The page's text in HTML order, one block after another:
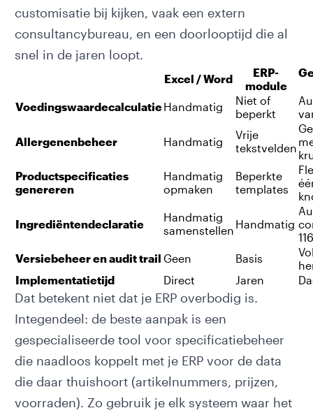
customisatie bij kijken, vaak een extern
consultancybureau, en een doorlooptijd die al
snel in de jaren loopt.
Excel / Word
ERP-
module
VoedingswaardecalculatieHandmatig
Niet of
beperkt
Allergenenbeheer Handmatig
Vrije
tekstvelden
Productspecificaties
genereren
Handmatig
opmaken
Beperkte
templates
Ingrediëntendeclaratie
Handmatig
samenstellen Handmatig
Versiebeheer en audit trail Geen Basis
Implementatietijd
Direct Jaren
Dat betekent niet dat je ERP overbodig is.
Integendeel: de beste aanpak is een
gespecialiseerde tool voor specificatiebeheer
die naadloos koppelt met je ERP voor de data
die daar thuishoort (artikelnummers, prijzen,
voorraden). Zo gebruik je elk systeem waar het